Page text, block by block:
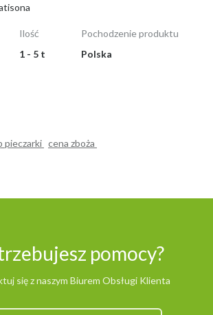
Ilość
1 - 5 t
Pochodzenie produktu
Polska
pieczarki cena zboża
pomocy?
się z naszym Biurem Obsługi Klienta